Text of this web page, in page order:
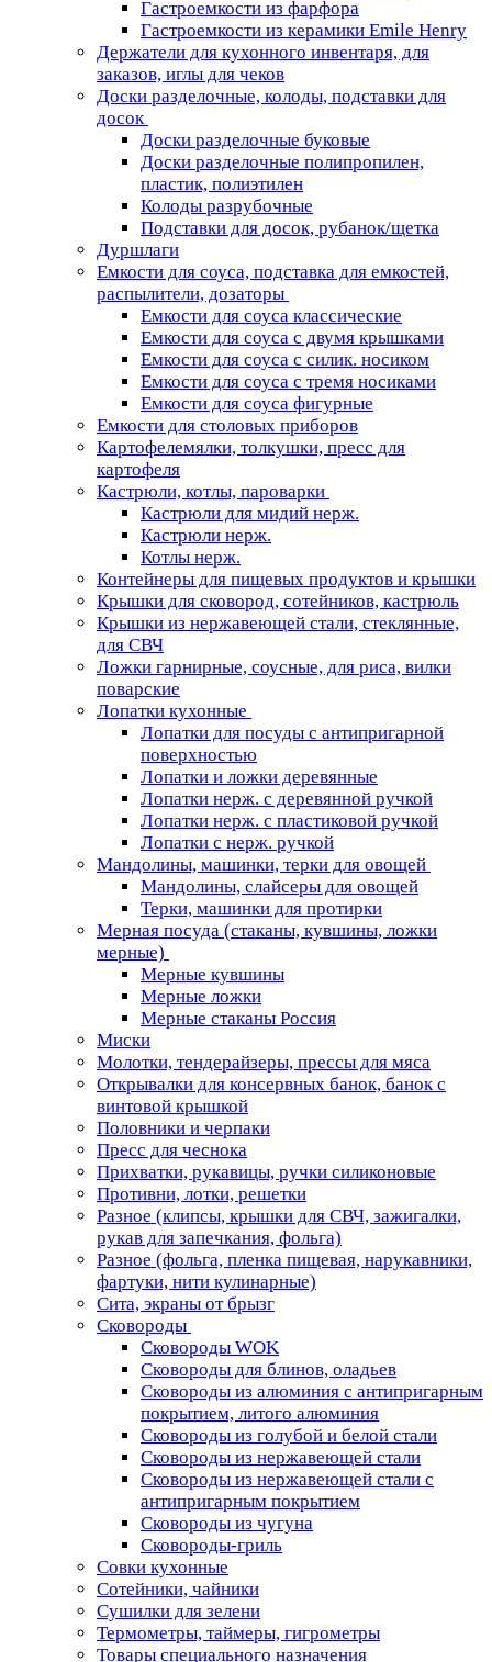
Гастроемкости из фарфора
Гастроемкости из керамики Emile Henry
Держатели для кухонного инвентаря, для
заказов, иглы для чеков
Доски разделочные, колоды, подставки для
досок
Доски разделочные буковые
Доски разделочные полипропилен,
пластик, полиэтилен
Колоды разрубочные
Подставки для досок, рубанок/щетка
Дуршлаги
Емкости для соуса, подставка для емкостей,
распылители, дозаторы
Емкости для соуса классические
Емкости для соуса с двумя крышками
Емкости для соуса с силик. носиком
Емкости для соуса с тремя носиками
Емкости для соуса фигурные
Емкости для столовых приборов
Картофелемялки, толкушки, пресс для
картофеля
Кастрюли, котлы, пароварки
Кастрюли для мидий нерж.
Кастрюли нерж.
Котлы нерж.
Контейнеры для пищевых продуктов и крышки
Крышки для сковород, сотейников, кастрюль
Крышки из нержавеющей стали, стеклянные,
для СВЧ
Ложки гарнирные, соусные, для риса, вилки
поварские
Лопатки кухонные
Лопатки для посуды с антипригарной
поверхностью
Лопатки и ложки деревянные
Лопатки нерж. с деревянной ручкой
Лопатки нерж. с пластиковой ручкой
Лопатки с нерж. ручкой
Мандолины, машинки, терки для овощей
Мандолины, слайсеры для овощей
Терки, машинки для протирки
Мерная посуда (стаканы, кувшины, ложки
мерные)
Мерные кувшины
Мерные ложки
Мерные стаканы Россия
Миски
Молотки, тендерайзеры, прессы для мяса
Открывалки для консервных банок, банок с
винтовой крышкой
Половники и черпаки
Пресс для чеснока
Прихватки, рукавицы, ручки силиконовые
Противни, лотки, решетки
Разное (клипсы, крышки для СВЧ, зажигалки,
рукав для запечкания, фольга)
Разное (фольга, пленка пищевая, нарукавники,
фартуки, нити кулинарные)
Сита, экраны от брызг
Сковороды
Сковороды WOK
Сковороды для блинов, оладьев
Сковороды из алюминия с антипригарным
покрытием, литого алюминия
Сковороды из голубой и белой стали
Сковороды из нержавеющей стали
Сковороды из нержавеющей стали с
антипригарным покрытием
Сковороды из чугуна
Сковороды-гриль
Совки кухонные
Сотейники, чайники
Сушилки для зелени
Термометры, таймеры, гигрометры
Товары специального назначения